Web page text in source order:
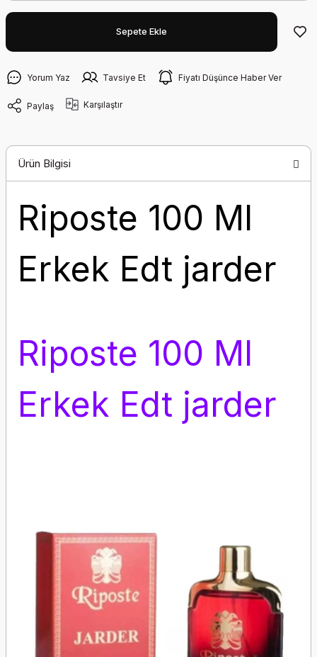
Sepete Ekle
Yorum Yaz Tavsiye Et Fiyatı Düşünce Haber Ver
Paylaş Karşılaştır
Ürün Bilgisi
Riposte 100 Ml
Erkek Edt jarder
Riposte 100 Ml
Erkek Edt jarder